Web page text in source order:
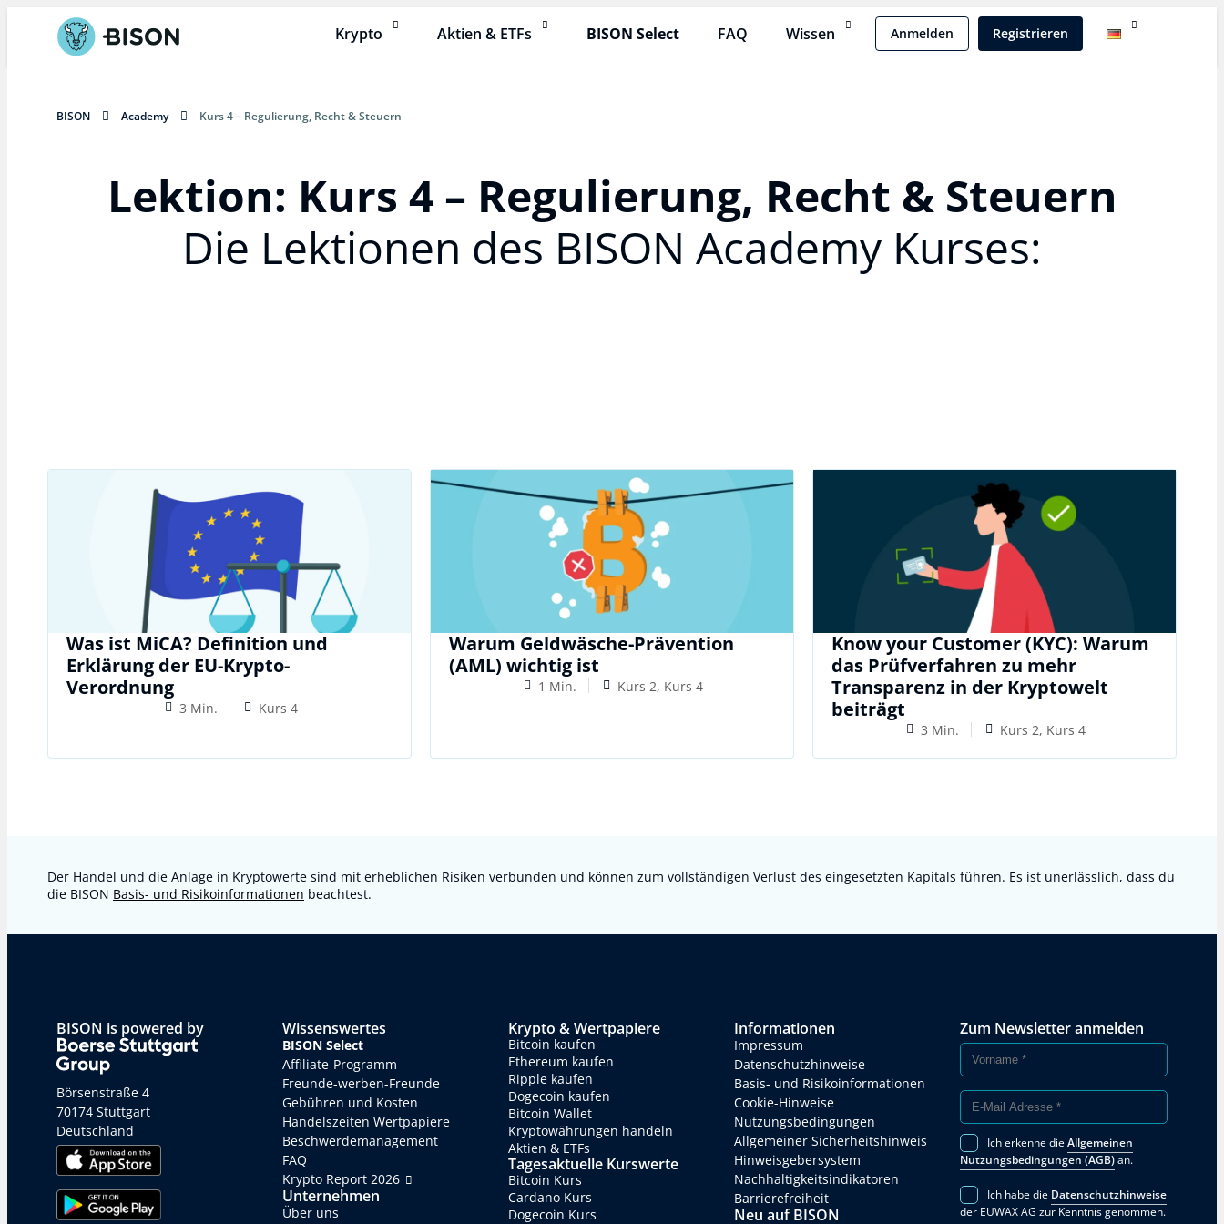
Krypto Aktien & ETFs BISON Select FAQ Wissen Anmelden Registrieren
BISON Academy Kurs 4 – Regulierung, Recht & Steuern
Lektion: Kurs 4 – Regulierung, Recht & Steuern​
Die Lektionen des BISON Academy Kurses:
Was ist MiCA? Definition und
Erklärung der EU-Krypto-
Verordnung
3 Min. Kurs 4
Warum Geldwäsche-Prävention
(AML) wichtig ist
1 Min. Kurs 2, Kurs 4
Know your Customer (KYC): Warum
das Prüfverfahren zu mehr
Transparenz in der Kryptowelt
beiträgt
3 Min. Kurs 2, Kurs 4
Der Handel und die Anlage in Kryptowerte sind mit erheblichen Risiken verbunden und können zum vollständigen Verlust des eingesetzten Kapitals führen. Es ist unerlässlich, dass du
die BISON Basis- und Risikoinformationen beachtest.
BISON is powered by
Börsenstraße 4
70174 Stuttgart
Deutschland
Wissenswertes
BISON Select
Affiliate-Programm
Freunde-werben-Freunde
Gebühren und Kosten
Handelszeiten Wertpapiere
Beschwerdemanagement
FAQ
Krypto Report 2026
Unternehmen
Über uns
Krypto & Wertpapiere
Bitcoin kaufen
Ethereum kaufen
Ripple kaufen
Dogecoin kaufen
Bitcoin Wallet
Kryptowährungen handeln
Aktien & ETFs
Tagesaktuelle Kurswerte
Bitcoin Kurs
Cardano Kurs
Dogecoin Kurs
Informationen
Impressum
Datenschutzhinweise
Basis- und Risikoinformationen
Cookie-Hinweise
Nutzungsbedingungen
Allgemeiner Sicherheitshinweis
Hinweisgebersystem
Nachhaltigkeitsindikatoren
Barrierefreiheit
Neu auf BISON
Zum Newsletter anmelden
Ich erkenne dieAllgemeinen
Nutzungsbedingungen (AGB)an.
Ich habe die Datenschutzhinweise
der EUWAX AG zur Kenntnis genommen.